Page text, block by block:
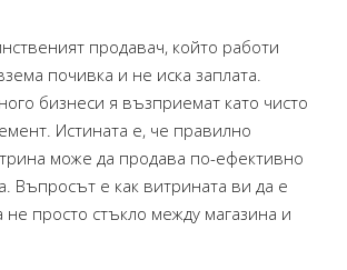
продавач, който работи
почивка и не иска заплата.
бизнеси я възприемат като чисто
Истината е, че правилно
може да продава по-ефективно
Въпросът е как витрината ви да е
не просто стъкло между магазина и